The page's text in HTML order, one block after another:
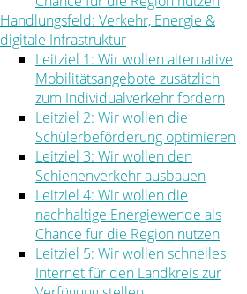
Handlungsfeld: Verkehr, Energie &
digitale Infrastruktur
Leitziel 1: Wir wollen alternative
Mobilitätsangebote zusätzlich
zum Individualverkehr fördern
Leitziel 2: Wir wollen die
Schülerbeförderung optimieren
Leitziel 3: Wir wollen den
Schienenverkehr ausbauen
Leitziel 4: Wir wollen die
nachhaltige Energiewende als
Chance für die Region nutzen
Leitziel 5: Wir wollen schnelles
Internet für den Landkreis zur